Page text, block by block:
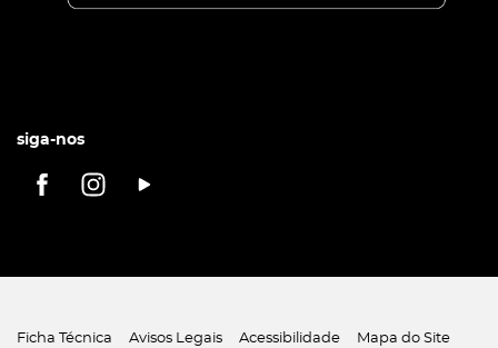
siga-nos
Ficha Técnica Avisos Legais Acessibilidade Mapa do Site